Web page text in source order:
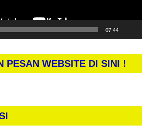
07:44
PESAN WEBSITE DI SINI !